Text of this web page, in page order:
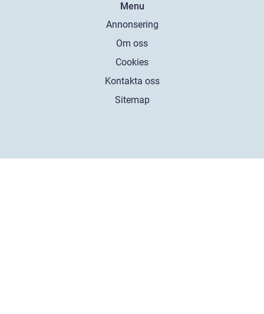
Menu
Annonsering
Om oss
Cookies
Kontakta oss
Sitemap